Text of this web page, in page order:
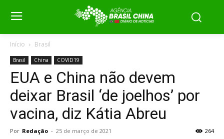
Início Brasil
Brasil China COVID19
EUA e China não devem
deixar Brasil ‘de joelhos’ por
vacina, diz Kátia Abreu
Por Redação - 25 de março de 2021 264